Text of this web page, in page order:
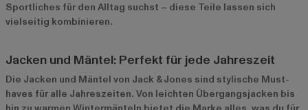
Sportliches für den Alltag suchst – diese Teile lassen sich
vielseitig kombinieren.
Jacken und Mäntel: Perfekt für jede Jahreszeit
Die Jacken und Mäntel von Jack & Jones sind stylische Must-
haves für alle Jahreszeiten. Von leichten Übergangsjacken bis